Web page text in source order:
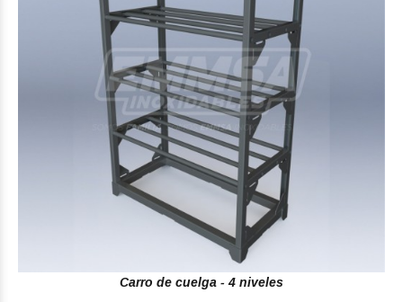
Carro de cuelga - 4 niveles